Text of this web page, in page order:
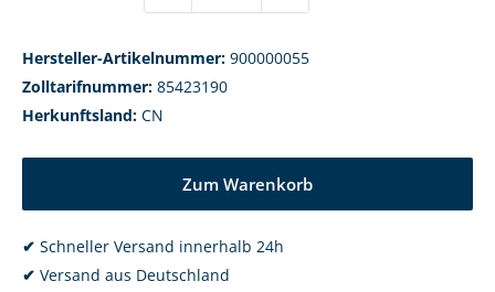
Hersteller-Artikelnummer: 900000055
Zolltarifnummer: 85423190
Herkunftsland: CN
Zum Warenkorb
✔ Schneller Versand innerhalb 24h
✔ Versand aus Deutschland